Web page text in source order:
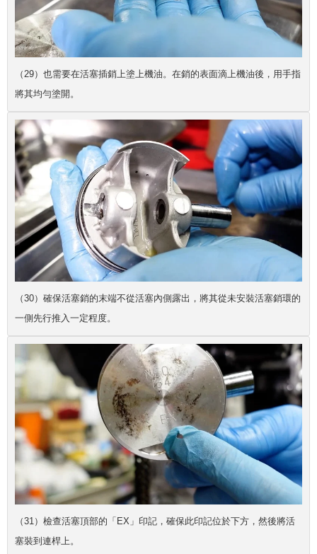
（29）也需要在活塞插銷上塗上機油。在銷的表面滴上機油後，用手指
將其均勻塗開。
（30）確保活塞銷的末端不從活塞內側露出，將其從未安裝活塞銷環的
一側先行推入一定程度。
（31）檢查活塞頂部的「EX」印記，確保此印記位於下方，然後將活
塞裝到連桿上。